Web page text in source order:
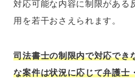
対応可能な内容に制限がある
用を若干おさえられます。
司法書士の制限内で対応でき
な案件は状況に応じて弁護士